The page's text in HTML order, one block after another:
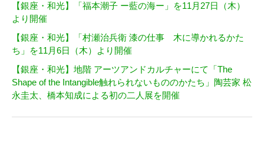
【銀座・和光】「福本潮子 ー藍の海ー」を11月27日（木）
より開催
【銀座・和光】「村瀬治兵衛 漆の仕事 木に導かれるかた
ち」を11月6日（木）より開催
【銀座・和光】地階 アーツアンドカルチャーにて「The
Shape of the Intangible触れられないもののかたち」陶芸家 松
永圭太、橋本知成による初の二人展を開催